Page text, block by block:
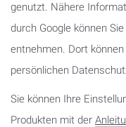
genutzt. Nähere
durch Google können Sie
entnehmen. Dort
persönlichen
Sie können Ihre
Produkten mit der